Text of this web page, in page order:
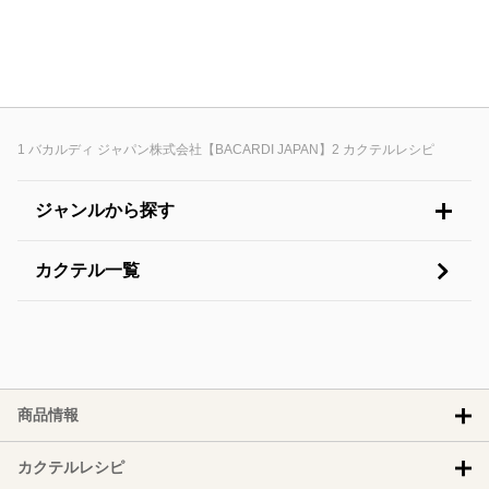
バカルディ ジャパン株式会社【BACARDI JAPAN】 カクテルレシピ
ジャンルから探す
カクテル一覧
商品情報
カクテルレシピ